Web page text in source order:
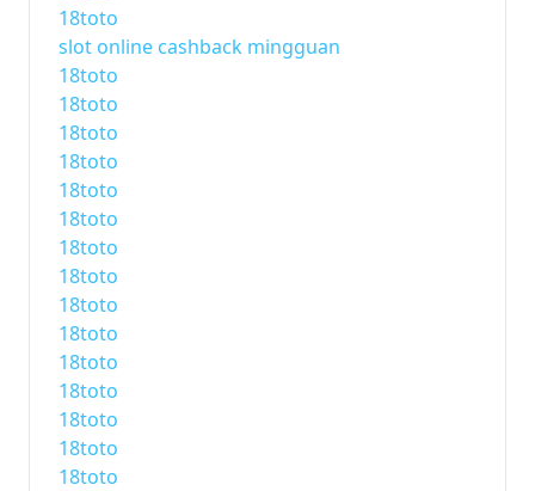
18toto
slot online cashback mingguan
18toto
18toto
18toto
18toto
18toto
18toto
18toto
18toto
18toto
18toto
18toto
18toto
18toto
18toto
18toto